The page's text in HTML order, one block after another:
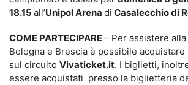
18.15 all’Unipol Arena di Casalecchio di
COME PARTECIPARE– Per assistere
Bologna e Brescia è possibile
sul circuito Vivaticket.it. I biglietti,
essere acquistati presso la biglietteria